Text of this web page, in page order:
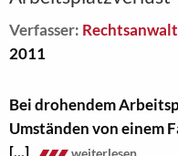
Verfasser:
2011
Bei drohendem
Umständen von einem
[...]
weiterlesen